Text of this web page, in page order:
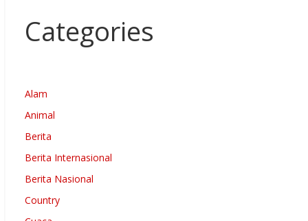
Categories
Alam
Animal
Berita
Berita Internasional
Berita Nasional
Country